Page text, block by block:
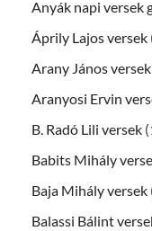
Anyák napi versek
Áprily Lajos versek
Arany János versek
Aranyosi Ervin
B. Radó Lili versek
Babits Mihály
Baja Mihály versek
Balassi Bálint